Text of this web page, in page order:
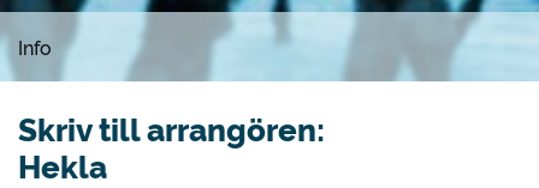
Info
Skriv till arrangören:
Hekla